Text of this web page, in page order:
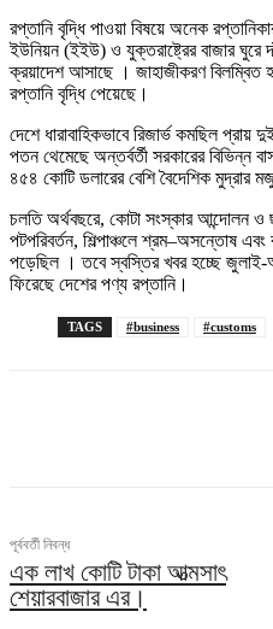
রপ্তানি বৃদ্ধি পাওয়া বিষয়ে অনেক
ইউনিয়ন (ইইউ) ও যুক্তরাষ্ট্রের বাজার ঘুরে
ক্রয়াদেশ আসাছে । জাহাজীকরণ বিলম্বিত
রপ্তানি বৃদ্ধি পেয়েছে।
দেশে ধারাবাহিকভাবে রিজার্ভ কমছিল
পতন থেমেছে অন্তর্বর্তী সরকারের বিভিন্ন
৪৫৪ কোটি ডলারের বেশি বৈদেশিক মুদ্রার
চলতি অর্থবছরে, কোটা সংস্কার আন্দোলন
পটপরিবর্তন, শিল্পাঞ্চলে শ্রম–অসন্তোষ এবং
পড়েছিল । তবে স্বস্তির খবর হচ্ছে জুলাই-
ফিরেছে দেশের পণ্য রপ্তানি।
TAGS #business #customs
পূর্ববর্তী নিবন্ধ
এক লাখ কোটি টাকা আত্মসাৎ
শেয়ারবাজার এর।